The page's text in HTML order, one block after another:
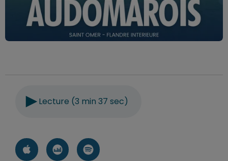
Lecture (3 min 37 sec)